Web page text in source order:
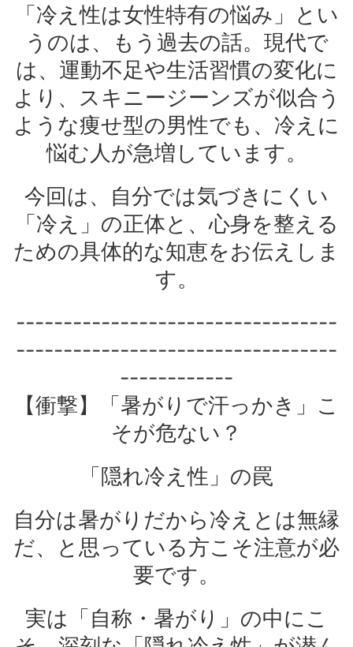
「冷え性は女性特有の悩み」とい
うのは、もう過去の話。現代で
は、運動不足や生活習慣の変化に
より、スキニージーンズが似合う
ような痩せ型の男性でも、冷えに
悩む人が急増しています。
今回は、自分では気づきにくい
「冷え」の正体と、心身を整える
ための具体的な知恵をお伝えしま
す。
----------------------------------
----------------------------------
------------
【衝撃】「暑がりで汗っかき」こ
そが危ない？
「隠れ冷え性」の罠
自分は暑がりだから冷えとは無縁
だ、と思っている方こそ注意が必
要です。
実は「自称・暑がり」の中にこ